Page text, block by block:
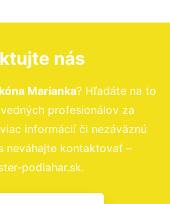
nás
Marianka? Hľadáte na to
profesionálov za
informácií či nezáväznú
neváhajte kontaktovať –
podlahar.sk.